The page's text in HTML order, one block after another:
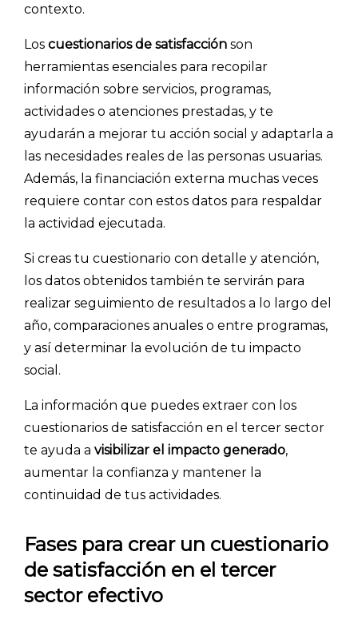
contexto.
Los cuestionarios de satisfacción son
herramientas esenciales para recopilar
información sobre servicios, programas,
actividades o atenciones prestadas, y te
ayudarán a mejorar tu acción social y adaptarla a
las necesidades reales de las personas usuarias.
Además, la financiación externa muchas veces
requiere contar con estos datos para respaldar
la actividad ejecutada.
Si creas tu cuestionario con detalle y atención,
los datos obtenidos también te servirán para
realizar seguimiento de resultados a lo largo del
año, comparaciones anuales o entre programas,
y así determinar la evolución de tu impacto
social.
La información que puedes extraer con los
cuestionarios de satisfacción en el tercer sector
te ayuda a visibilizar el impacto generado,
aumentar la confianza y mantener la
continuidad de tus actividades.
Fases para crear un cuestionario
de satisfacción en el tercer
sector efectivo